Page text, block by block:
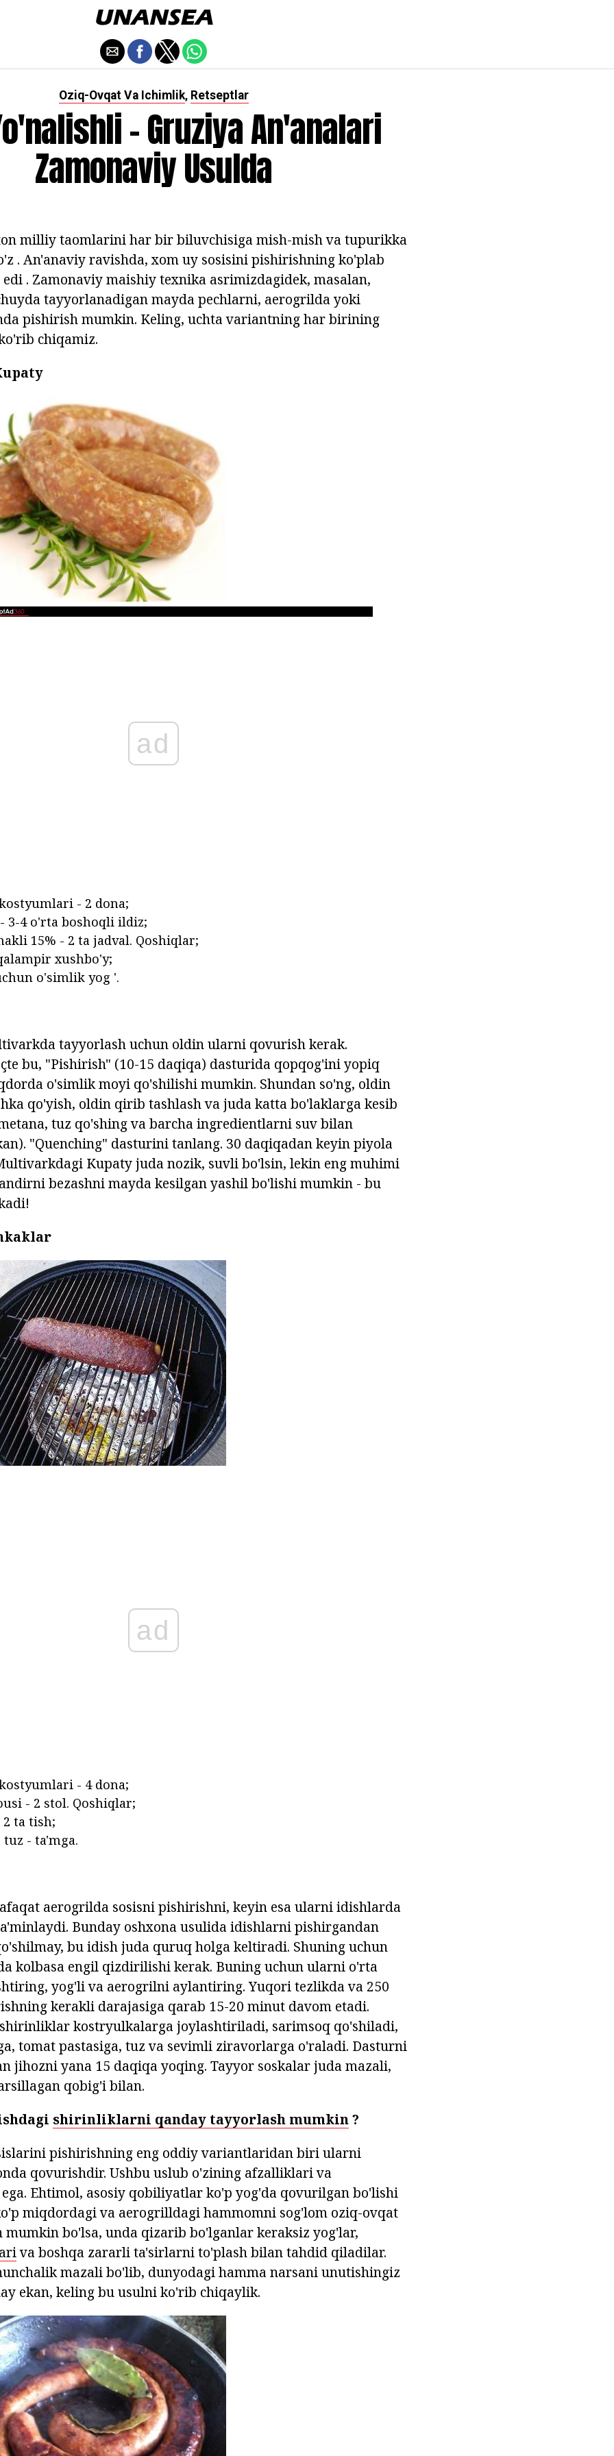
Oziq-Ovqat Va Ichimlik, Retseptlar
- Gruziya An'analari
Zamonaviy Usulda
milliy taomlarini har bir biluvchisiga mish-mish va tupurikka
. An'anaviy ravishda, xom uy sosisini pishirishning ko'plab
. Zamonaviy maishiy texnika asrimizdagidek, masalan,
tayyorlanadigan mayda pechlarni, aerogrilda yoki
pishirish mumkin. Keling, uchta variantning har birining
chiqamiz.
ad
- 2 dona;
3-4 o'rta boshoqli ildiz;
15% - 2 ta jadval. Qoshiqlar;
xushbo'y;
o'simlik yog '.
tayyorlash uchun oldin ularni qovurish kerak.
bu, "Pishirish" (10-15 daqiqa) dasturida qopqog'ini yopiq
o'simlik moyi qo'shilishi mumkin. Shundan so'ng, oldin
qo'yish, oldin qirib tashlash va juda katta bo'laklarga kesib
tuz qo'shing va barcha ingredientlarni suv bilan
"Quenching" dasturini tanlang. 30 daqiqadan keyin piyola
Kupaty juda nozik, suvli bo'lsin, lekin eng muhimi
bezashni mayda kesilgan yashil bo'lishi mumkin - bu
ad
- 4 dona;
- 2 stol. Qoshiqlar;
ta tish;
- ta'mga.
aerogrilda sosisni pishirishni, keyin esa ularni idishlarda
Bunday oshxona usulida idishlarni pishirgandan
bu idish juda quruq holga keltiradi. Shuning uchun
kolbasa engil qizdirilishi kerak. Buning uchun ularni o'rta
yog'li va aerogrilni aylantiring. Yuqori tezlikda va 250
kerakli darajasiga qarab 15-20 minut davom etadi.
kostryulkalarga joylashtiriladi, sarimsoq qo'shiladi,
tomat pastasiga, tuz va sevimli ziravorlarga o'raladi. Dasturni
jihozni yana 15 daqiqa yoqing. Tayyor soskalar juda mazali,
qobig'i bilan.
shirinliklarni qanday tayyorlash mumkin?
pishirishning eng oddiy variantlaridan biri ularni
qovurishdir. Ushbu uslub o'zining afzalliklari va
Ehtimol, asosiy qobiliyatlar ko'p yog'da qovurilgan bo'lishi
miqdordagi va aerogrilldagi hammomni sog'lom oziq-ovqat
bo'lsa, unda qizarib bo'lganlar keraksiz yog'lar,
va boshqa zararli ta'sirlarni to'plash bilan tahdid qiladilar.
mazali bo'lib, dunyodagi hamma narsani unutishingiz
ekan, keling bu usulni ko'rib chiqaylik.